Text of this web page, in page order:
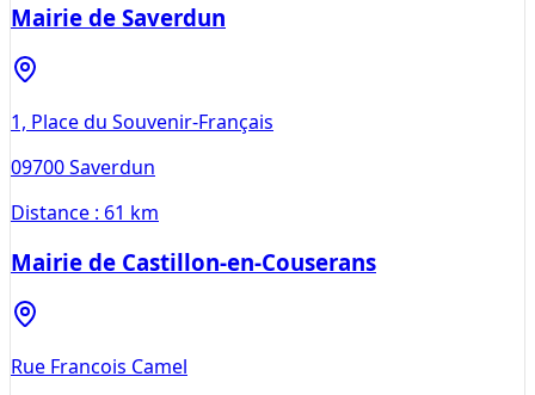
Mairie de Saverdun
1, Place du Souvenir-Français
09700Saverdun
Distance : 61 km
Mairie de Castillon-en-Couserans
Rue Francois Camel